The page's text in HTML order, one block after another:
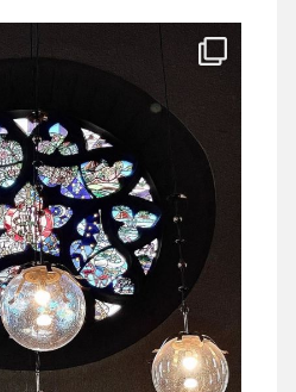
Apr. 1